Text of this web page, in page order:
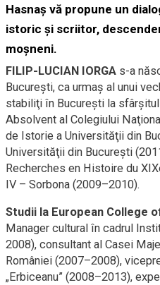
Hasnaș vă propune un
istoric şi scriitor,
moşneni.
FILIP-LUCIAN IORGA s-a
Bucureşti, ca urmaş al unui
stabiliţi în Bucureşti la
Absolvent al Colegiului
de Istorie a Universităţii din
Universităţii din Bucureşti
Recherches en Histoire du
IV – Sorbona (2009–2010).
Studii la European College
Manager cultural în cadrul
2008), consultant al Casei
României (2007–2008),
„Erbiceanu” (2008–2013),